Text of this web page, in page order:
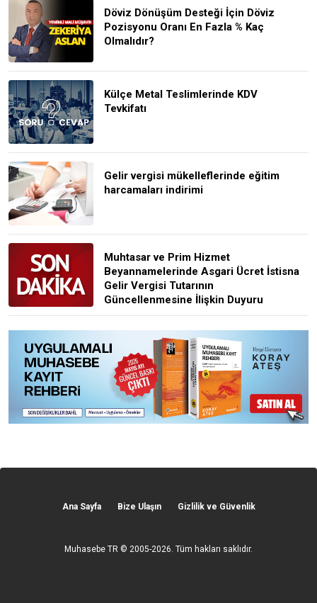
Döviz Dönüşüm Desteği İçin Döviz
Pozisyonu Oranı En Fazla % Kaç
Olmalıdır?
Külçe Metal Teslimlerinde KDV
Tevkifatı
Gelir vergisi mükelleflerinde eğitim
harcamaları indirimi
Muhtasar ve Prim Hizmet
Beyannamelerinde Asgari Ücret İstisna
Gelir Vergisi Tutarının
Güncellenmesine İlişkin Duyuru
Ana Sayfa Bize Ulaşın Gizlilik ve Güvenlik
Muhasebe TR © 2005-2026. Tüm hakları saklıdır.